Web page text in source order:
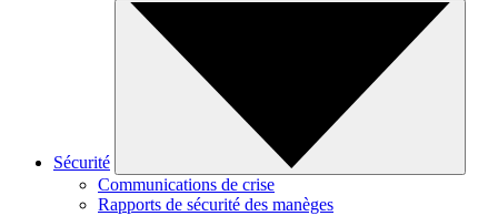
Sécurité
Communications de crise
Rapports de sécurité des manèges